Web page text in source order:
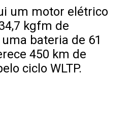
um motor elétrico
kgfm de
bateria de 61
450 km de
ciclo WLTP.